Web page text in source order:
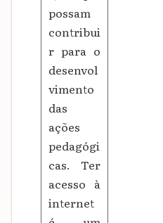
possam
contribui
r para o
desenvol
vimento
das
ações
pedagógi
cas. Ter
acesso à
internet